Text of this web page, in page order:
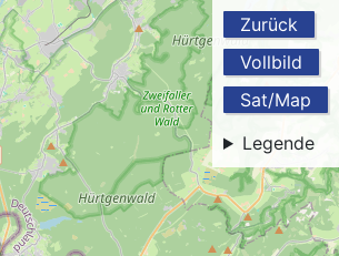
Zurück
Vollbild
Sat/Map
Legende